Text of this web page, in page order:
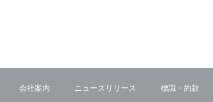
会社案内 ニュースリリース 標識・約款